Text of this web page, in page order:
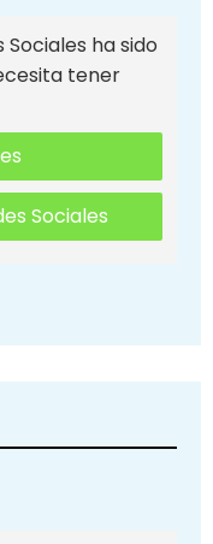
ha sido
tener
Sociales